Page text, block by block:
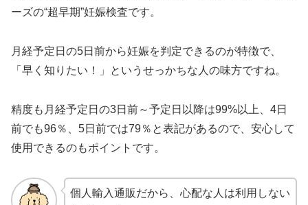
ーズの“超早期”妊娠検査です。
月経予定日の5日前から妊娠を判定できるのが特徴で、
「早く知りたい！」というせっかちな人の味方ですね。
精度も月経予定日の3日前～予定日以降は99%以上、4日
前でも96％、5日前では79％と表記があるので、安心して
使用できるのもポイントです。
個人輸入通販だから、心配な人は利用しない